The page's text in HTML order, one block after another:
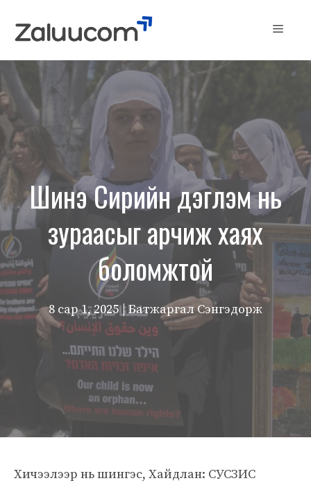
Menu
Шинэ Сирийн дэглэм нь
зураасыг арчиж хаях
боломжтой
8 сар 1, 2025 | Батжаргал Сэнгэдорж
Хичээлээр нь шингэс, Хайдлан: СУСЗИС